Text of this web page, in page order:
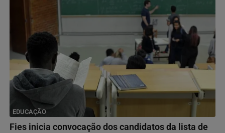
EDUCAÇÃO
Fies inicia convocação dos candidatos da lista de